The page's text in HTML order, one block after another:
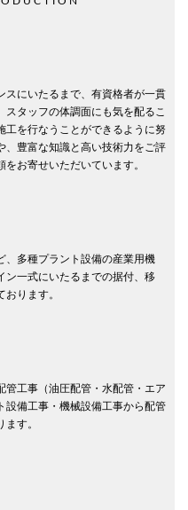
スにいたるまで、有資格者が一貫
スタッフの体調面にも気を配るこ
工を行なうことができるように努
、豊富な知識と高い技術力をご評
お寄せいただいています。
、多種プラント設備の産業用機
ン一式にいたるまでの据付、移
ります。
管工事（油圧配管・水配管・エア
設備工事・機械設備工事から配管
す。